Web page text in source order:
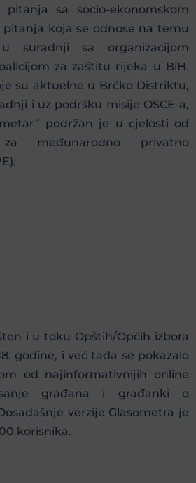
sa socio-ekonomskom
koja se odnose na temu
u suradnji sa organizacijom
za zaštitu rijeka u BiH.
su aktuelne u Brčko Distriktu,
i uz podršku misije OSCE-a,
podržan je u cjelosti od
međunarodno privatno
i u toku Opštih/Općih izbora
godine, i već tada se pokazalo
od najinformativnijih online
građana i građanki o
verzije Glasometra je
korisnika.